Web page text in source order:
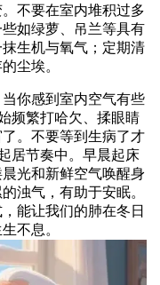
不要在室内堆积过多
如绿萝、吊兰等具有
生机与氧气；定期清
尘埃。
你感到室内空气有些
频繁打哈欠、揉眼睛
。不要等到生病了才
居节奏中。早晨起床
光和新鲜空气唤醒身
浊气，有助于安眠。
能让我们的肺在冬日
不息。